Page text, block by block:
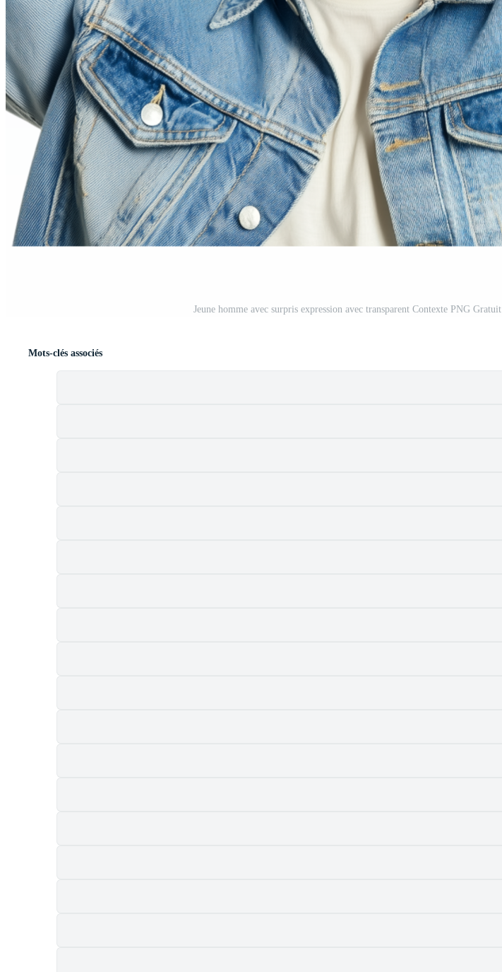
Jeune homme avec surpris expression avec transparent Contexte PNG Gratuit
Mots-clés associés